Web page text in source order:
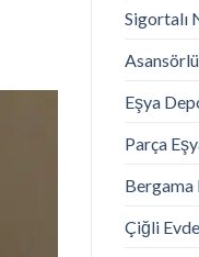
Sigortalı
Asansörlü
Eşya
Parça
Bergama
Çiğli